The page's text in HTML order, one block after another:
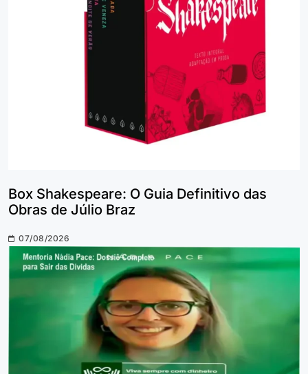
Box Shakespeare: O Guia Definitivo das
Obras de Júlio Braz
07/08/2026